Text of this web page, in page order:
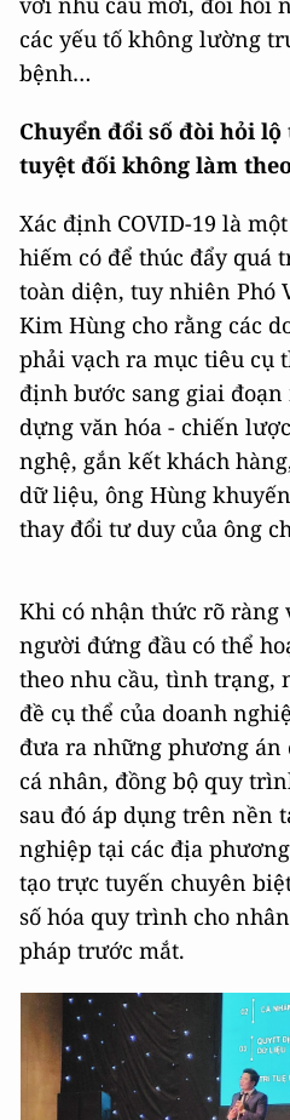
các yếu tố không lường
bệnh…
Chuyển đổi số đòi hỏi
tuyệt đối không làm
Xác định COVID-19 là
hiếm có để thúc đẩy quá
toàn diện, tuy nhiên Phó
Kim Hùng cho rằng các
phải vạch ra mục tiêu cụ
định bước sang giai
dựng văn hóa - chiến
nghệ, gắn kết khách
dữ liệu, ông Hùng
thay đổi tư duy của ông
Khi có nhận thức rõ ràng
người đứng đầu có thể
theo nhu cầu, tình trạng,
đề cụ thể của doanh
đưa ra những phương án
cá nhân, đồng bộ quy
sau đó áp dụng trên nền
nghiệp tại các địa
tạo trực tuyến chuyên
số hóa quy trình cho
pháp trước mắt.